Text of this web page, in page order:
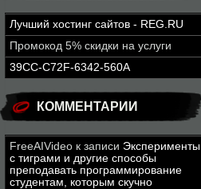
Лучший хостинг сайтов - REG.RU
Промокод 5% скидки на услуги
39CC-C72F-6342-560A
КОММЕНТАРИИ
FreeAIVideo к записи Эксперименты
с тиграми и другие способы
преподавать программирование
студентам, которым скучно